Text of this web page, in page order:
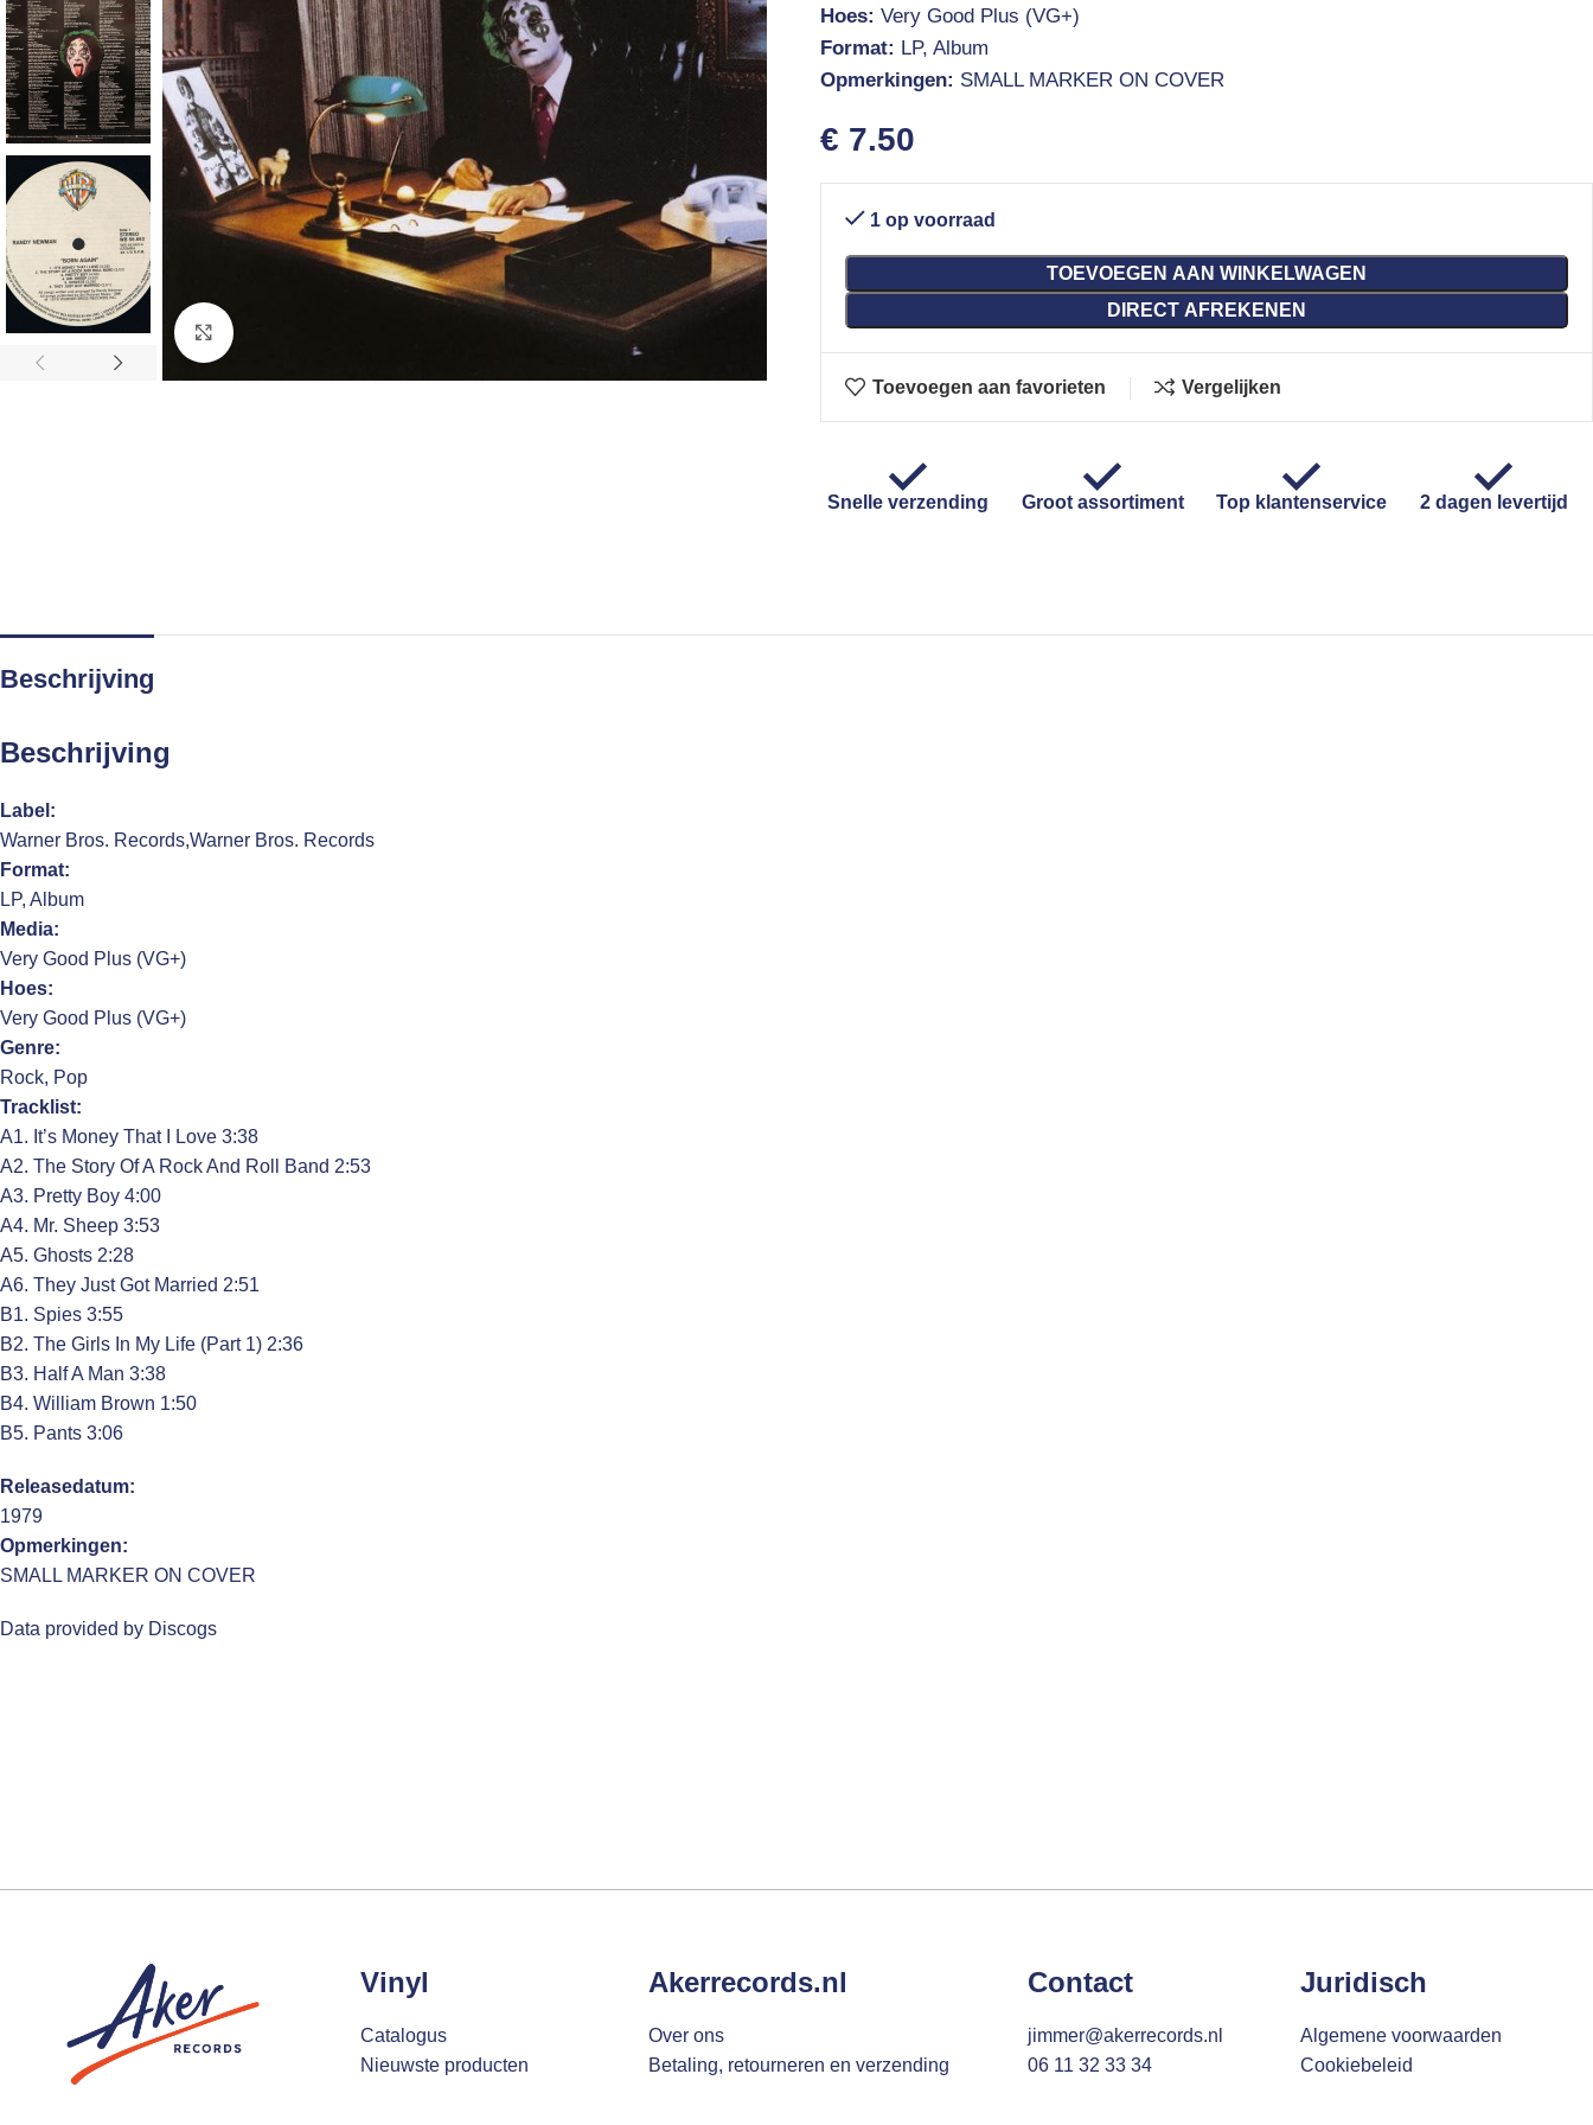
Hoes: Very Good Plus (VG+)
Format: LP, Album
Opmerkingen: SMALL MARKER ON COVER
€ 7.50
1 op voorraad
TOEVOEGEN AAN WINKELWAGEN
DIRECT AFREKENEN
Toevoegen aan favorieten Vergelijken
Snelle verzending Groot assortiment Top klantenservice 2 dagen levertijd
Beschrijving
Beschrijving
Label:
Warner Bros. Records,Warner Bros. Records
Format:
LP, Album
Media:
Very Good Plus (VG+)
Hoes:
Very Good Plus (VG+)
Genre:
Rock, Pop
Tracklist:
A1. It’s Money That I Love 3:38
A2. The Story Of A Rock And Roll Band 2:53
A3. Pretty Boy 4:00
A4. Mr. Sheep 3:53
A5. Ghosts 2:28
A6. They Just Got Married 2:51
B1. Spies 3:55
B2. The Girls In My Life (Part 1) 2:36
B3. Half A Man 3:38
B4. William Brown 1:50
B5. Pants 3:06
Releasedatum:
1979
Opmerkingen:
SMALL MARKER ON COVER
Data provided by Discogs
Vinyl
Catalogus
Nieuwste producten
Akerrecords.nl
Over ons
Betaling, retourneren en verzending
Contact
jimmer@akerrecords.nl
06 11 32 33 34
Juridisch
Algemene voorwaarden
Cookiebeleid